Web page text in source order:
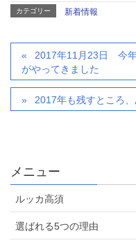
カテゴリー 新着情報
2017年11月23日 今年
がやってきました
2017年も残すところ、
メニュー
ルッカ高須
選ばれる5つの理由